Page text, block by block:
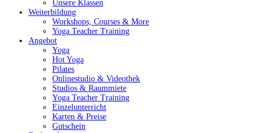
Unsere Klassen
Weiterbildung
Workshops, Courses & More
Yoga Teacher Training
Angebot
Yoga
Hot Yoga
Pilates
Onlinestudio & Videothek
Studios & Raummiete
Yoga Teacher Training
Einzelunterricht
Karten & Preise
Gutschein